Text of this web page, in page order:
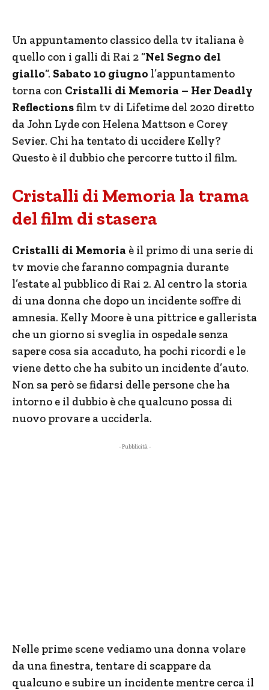
Un appuntamento classico della tv italiana è
quello con i galli di Rai 2 “Nel Segno del
giallo“. Sabato 10 giugno l’appuntamento
torna con Cristalli di Memoria – Her Deadly
Reflectionsfilm tv di Lifetime del 2020 diretto
da John Lyde con Helena Mattson e Corey
Sevier. Chi ha tentato di uccidere Kelly?
Questo è il dubbio che percorre tutto il film.
Cristalli di Memoria la trama
del film di stasera
Cristalli di Memoria è il primo di una serie di
tv movie che faranno compagnia durante
l’estate al pubblico di Rai 2. Al centro la storia
di una donna che dopo un incidente soffre di
amnesia. Kelly Moore è una pittrice e gallerista
che un giorno si sveglia in ospedale senza
sapere cosa sia accaduto, ha pochi ricordi e le
viene detto che ha subito un incidente d’auto.
Non sa però se fidarsi delle persone che ha
intorno e il dubbio è che qualcuno possa di
nuovo provare a ucciderla.
- Pubblicità -
Nelle prime scene vediamo una donna volare
da una finestra, tentare di scappare da
qualcuno e subire un incidente mentre cerca il